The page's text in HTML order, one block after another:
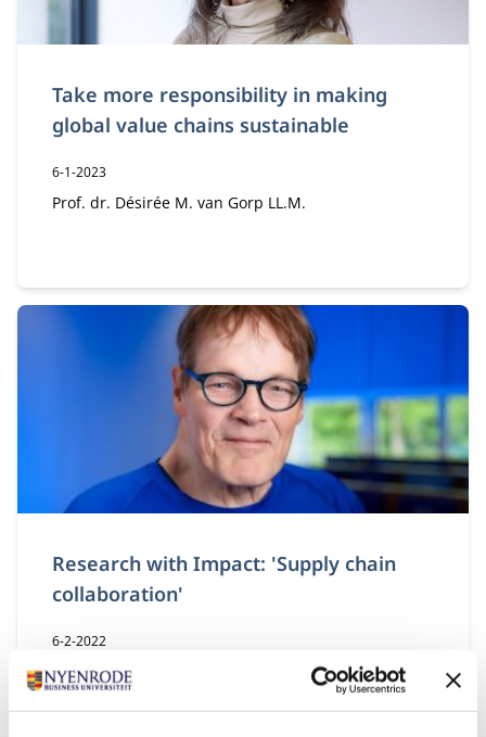
Take more responsibility in making
global value chains sustainable
Publicatiedatum:
6-1-2023
Auteur:
Prof. dr. Désirée M. van Gorp LL.M.
Research with Impact: 'Supply chain
collaboration'
Publicatiedatum:
6-2-2022
Auteur:
Prof. dr. Jack van der Veen (Emeritus)